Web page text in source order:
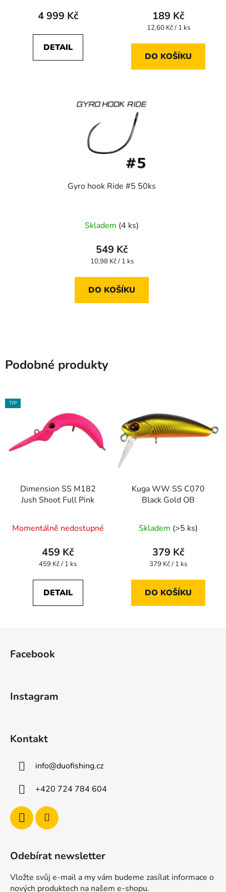
4 999 Kč
DETAIL
189 Kč
Měrná
12,60 Kč / 1 ks
DO KOŠÍKU
Gyro hook Ride #5 50ks
Skladem (4 ks)
549 Kč
Měrná
10,98 Kč / 1 ks
DO KOŠÍKU
Podobné produkty
TIP
Dimension SS M182
Jush Shoot Full Pink
Momentálně nedostupné
459 Kč
Měrná
459 Kč / 1 ks
DETAIL
Kuga WW SS C070
Black Gold OB
Skladem (>5 ks)
379 Kč
Měrná
379 Kč / 1 ks
DO KOŠÍKU
Facebook
Instagram
Kontakt
info@duofishing.cz
+420 724 784 604
Odebírat newsletter
Vložte svůj e-mail a my vám budeme zasílat informace o
nových produktech na našem e-shopu.